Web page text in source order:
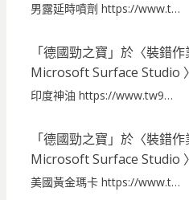
男露延時噴劑 https://www.t…
「德國勁之寶 」於〈裝錯
Microsoft Surface Studio
印度神油 https://www.tw9…
「德國勁之寶 」於〈裝錯
Microsoft Surface Studio
美國黃金瑪卡 https://www.t…